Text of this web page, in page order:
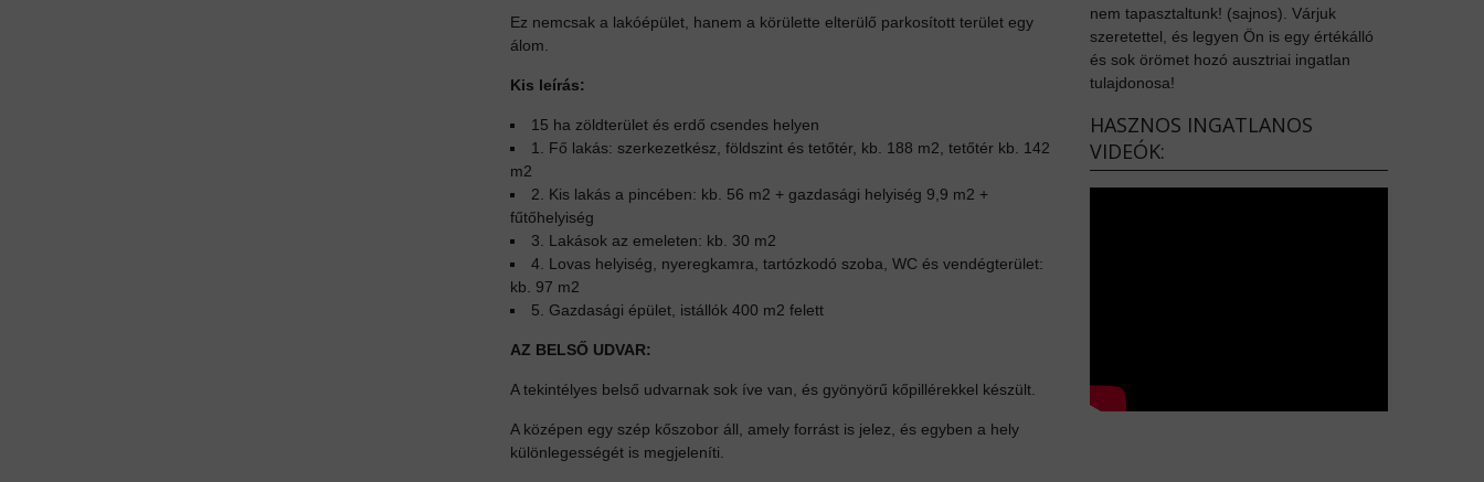
Ez nemcsak a lakóépület, hanem a körülette elterülő parkosított terület egy
álom.
Kis leírás:
15 ha zöldterület és erdő csendes helyen
1. Fő lakás: szerkezetkész, földszint és tetőtér, kb. 188 m2, tetőtér kb. 142
m2
2. Kis lakás a pincében: kb. 56 m2 + gazdasági helyiség 9,9 m2 +
fűtőhelyiség
3. Lakások az emeleten: kb. 30 m2
4. Lovas helyiség, nyeregkamra, tartózkodó szoba, WC és vendégterület:
kb. 97 m2
5. Gazdasági épület, istállók 400 m2 felett
AZ BELSŐ UDVAR:
A tekintélyes belső udvarnak sok íve van, és gyönyörű kőpillérekkel készült.
A középen egy szép kőszobor áll, amely forrást is jelez, és egyben a hely
különlegességét is megjeleníti.
nem tapasztaltunk! (sajnos). Várjuk
szeretettel, és legyen Ön is egy értékálló
és sok örömet hozó ausztriai ingatlan
tulajdonosa!
HASZNOS INGATLANOS
VIDEÓK: